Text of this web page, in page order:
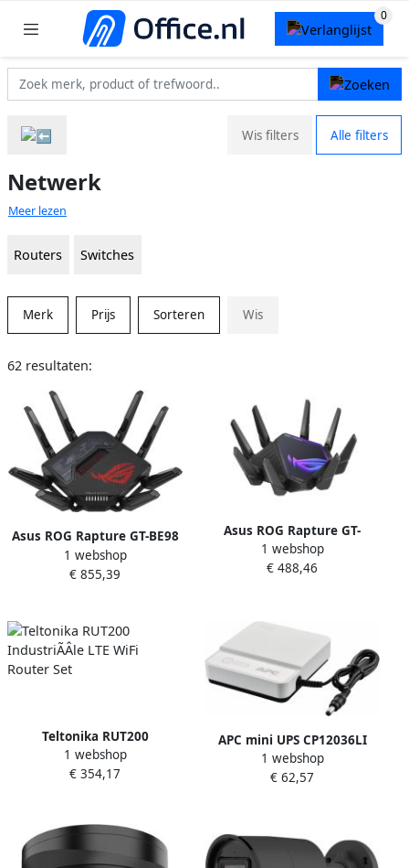
Wis filters Alle filters
Netwerk
Meer lezen
Routers Switches
Merk Prijs Sorteren Wis
62 resultaten:
Asus ROG Rapture GT-BE98
draadloze router 10 Gigabit
Ethernet Quad-band (2.4
1 webshop
€ 855,39
Asus ROG Rapture GT-
AXE16000 draadloze router
10 Gigabit Ethernet Tri-
1 webshop
€ 488,46
Teltonika RUT200
IndustriÃÂle LTE WiFi
Router Set
1 webshop
€ 354,17
APC mini UPS CP12036LI
Noodstroomvoeding 12Vdc
36W Li-ion beschermt Wifi
1 webshop
€ 62,57